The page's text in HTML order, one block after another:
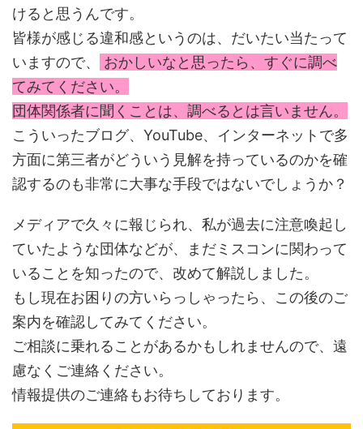
けると思うんです。
皆様が感じる違和感というのは、だいたい当たって
いますので、
おかしいなと思ったら、すぐに調べ
てみてください。
団体関係者に聞くことは、調べるとは言いません。
こういったブログ、YouTube、インターネットで多
方面に第三者がどういう見解を持っているのかを確
認するのも非常に大事な手段ではないでしょうか？
メディアで久々に報じられ、私が過去に注意喚起し
ていたような団体などが、まだミスコンに関わって
いることを知ったので、改めて解説しました。
もし現在お困りの方いらっしゃったら、この後のご
案内を確認してみてください。
ご相談に乗れることがあるかもしれませんので、遠
慮なくご連絡ください。
情報提供のご連絡もお待ちしております。